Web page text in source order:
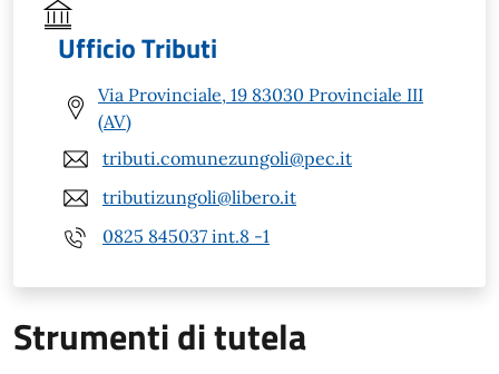
Ufficio Tributi
Via Provinciale, 19 83030 Provinciale III
(AV)
tributi.comunezungoli@pec.it
tributizungoli@libero.it
0825 845037 int.8 -1
Strumenti di tutela